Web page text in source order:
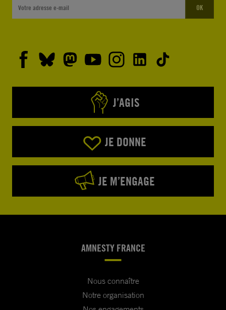
OK
J’AGIS
JE DONNE
JE M’ENGAGE
AMNESTY FRANCE
Nous connaître
Notre organisation